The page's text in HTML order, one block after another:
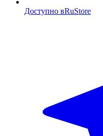
Доступно вRuStore